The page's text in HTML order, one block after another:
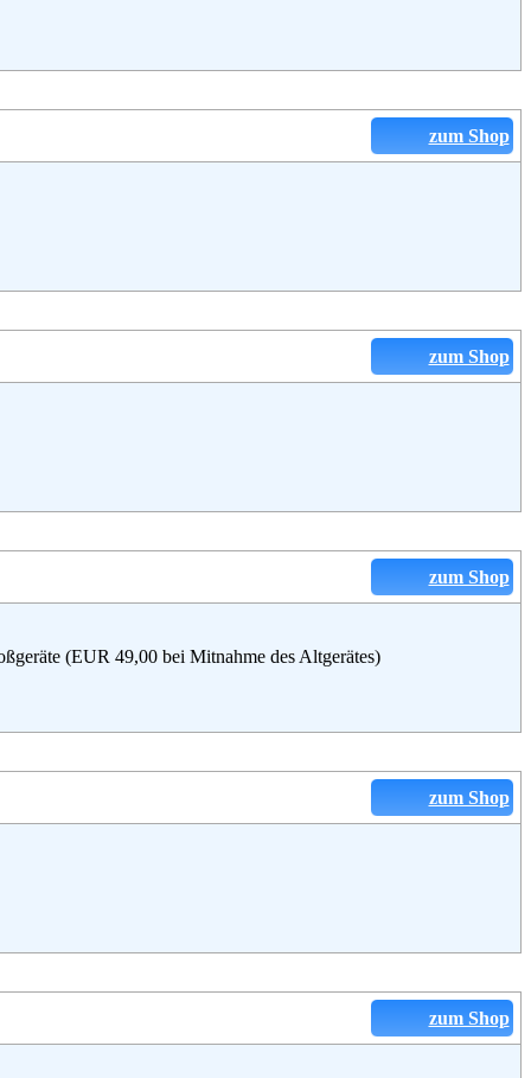
zum Shop
zum Shop
zum Shop
(EUR 49,00 bei Mitnahme des Altgerätes)
zum Shop
zum Shop